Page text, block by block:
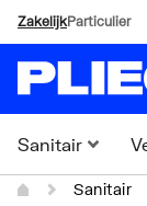
ZakelijkParticulier
Sanitair
Sanitair